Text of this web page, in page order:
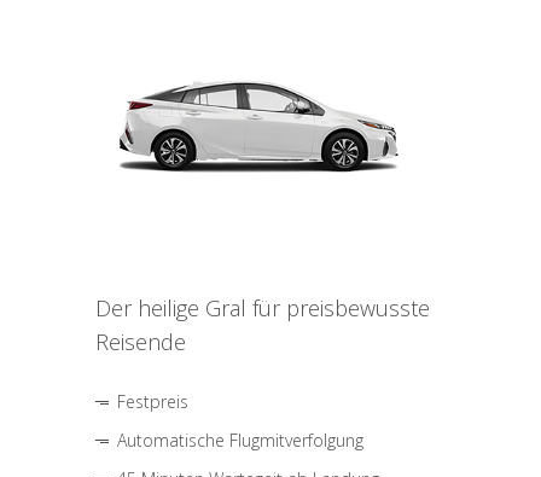
Der heilige Gral für preisbewusste
Reisende
Festpreis
Automatische Flugmitverfolgung